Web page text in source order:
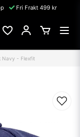
Fri Frakt 499 kr
Navy - Flexfit